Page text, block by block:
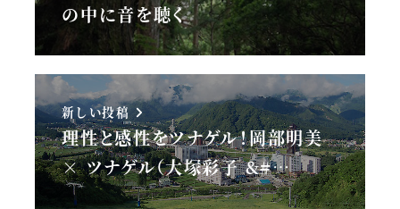
の中に音を聴く
新しい投稿
理性と感性をツナゲル！岡部明美
× ツナゲル（大塚彩子 &#…